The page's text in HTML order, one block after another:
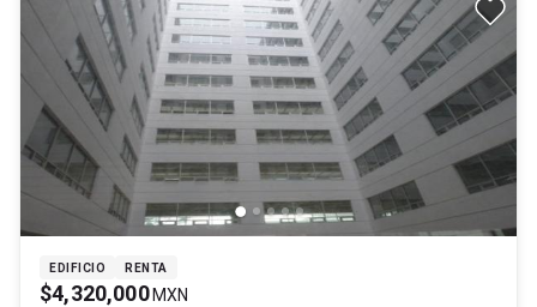
EDIFICIO RENTA
$4,320,000 MXN